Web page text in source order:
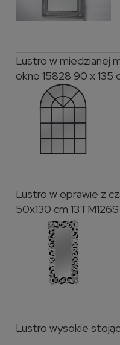
Lustro w miedzianej
okno 15828 90 x 135
Lustro w oprawie z
50x130 cm 13TM126S
Lustro wysokie